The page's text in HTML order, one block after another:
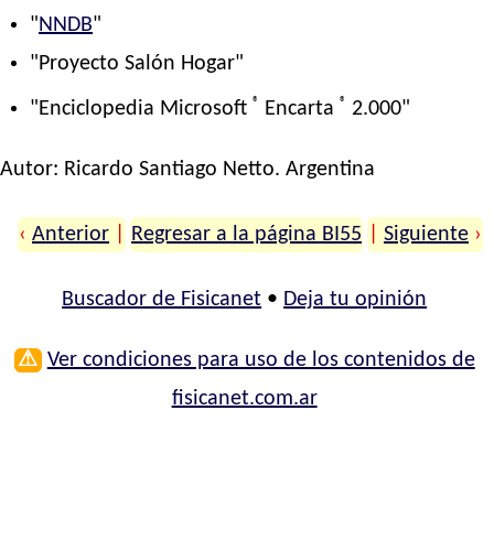
"NNDB"
"Proyecto Salón Hogar"
"Enciclopedia Microsoft ® Encarta ® 2.000"
Autor: Ricardo Santiago Netto. Argentina
‹ Anterior Regresar a la página BI55 Siguiente ›
Buscador de Fisicanet • Deja tu opinión
⚠ Ver condiciones para uso de los contenidos de
fisicanet.com.ar